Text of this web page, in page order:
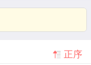
正序